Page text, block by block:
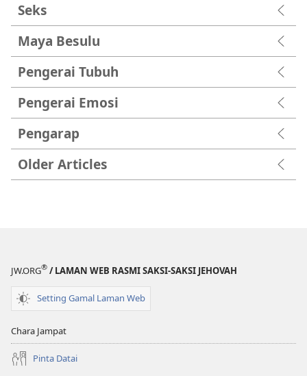
Seks
Maya Besulu
Pengerai Tubuh
Pengerai Emosi
Pengarap
Older Articles
JW.ORG® / LAMAN WEB RASMI SAKSI-SAKSI JEHOVAH
Setting Gamal Laman Web
Chara Jampat
Pinta Datai